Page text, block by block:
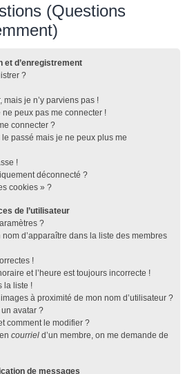
(Questions
et d’enregistrement
?
mais je n’y parviens pas !
peux pas me connecter !
connecter ?
passé mais je ne peux plus me
!
déconnecté ?
cookies » ?
de l’utilisateur
?
d’apparaître dans la liste des membres
!
et l’heure est toujours incorrecte !
la liste !
à proximité de mon nom d’utilisateur ?
avatar ?
comment le modifier ?
courriel d’un membre, on me demande de
de messages